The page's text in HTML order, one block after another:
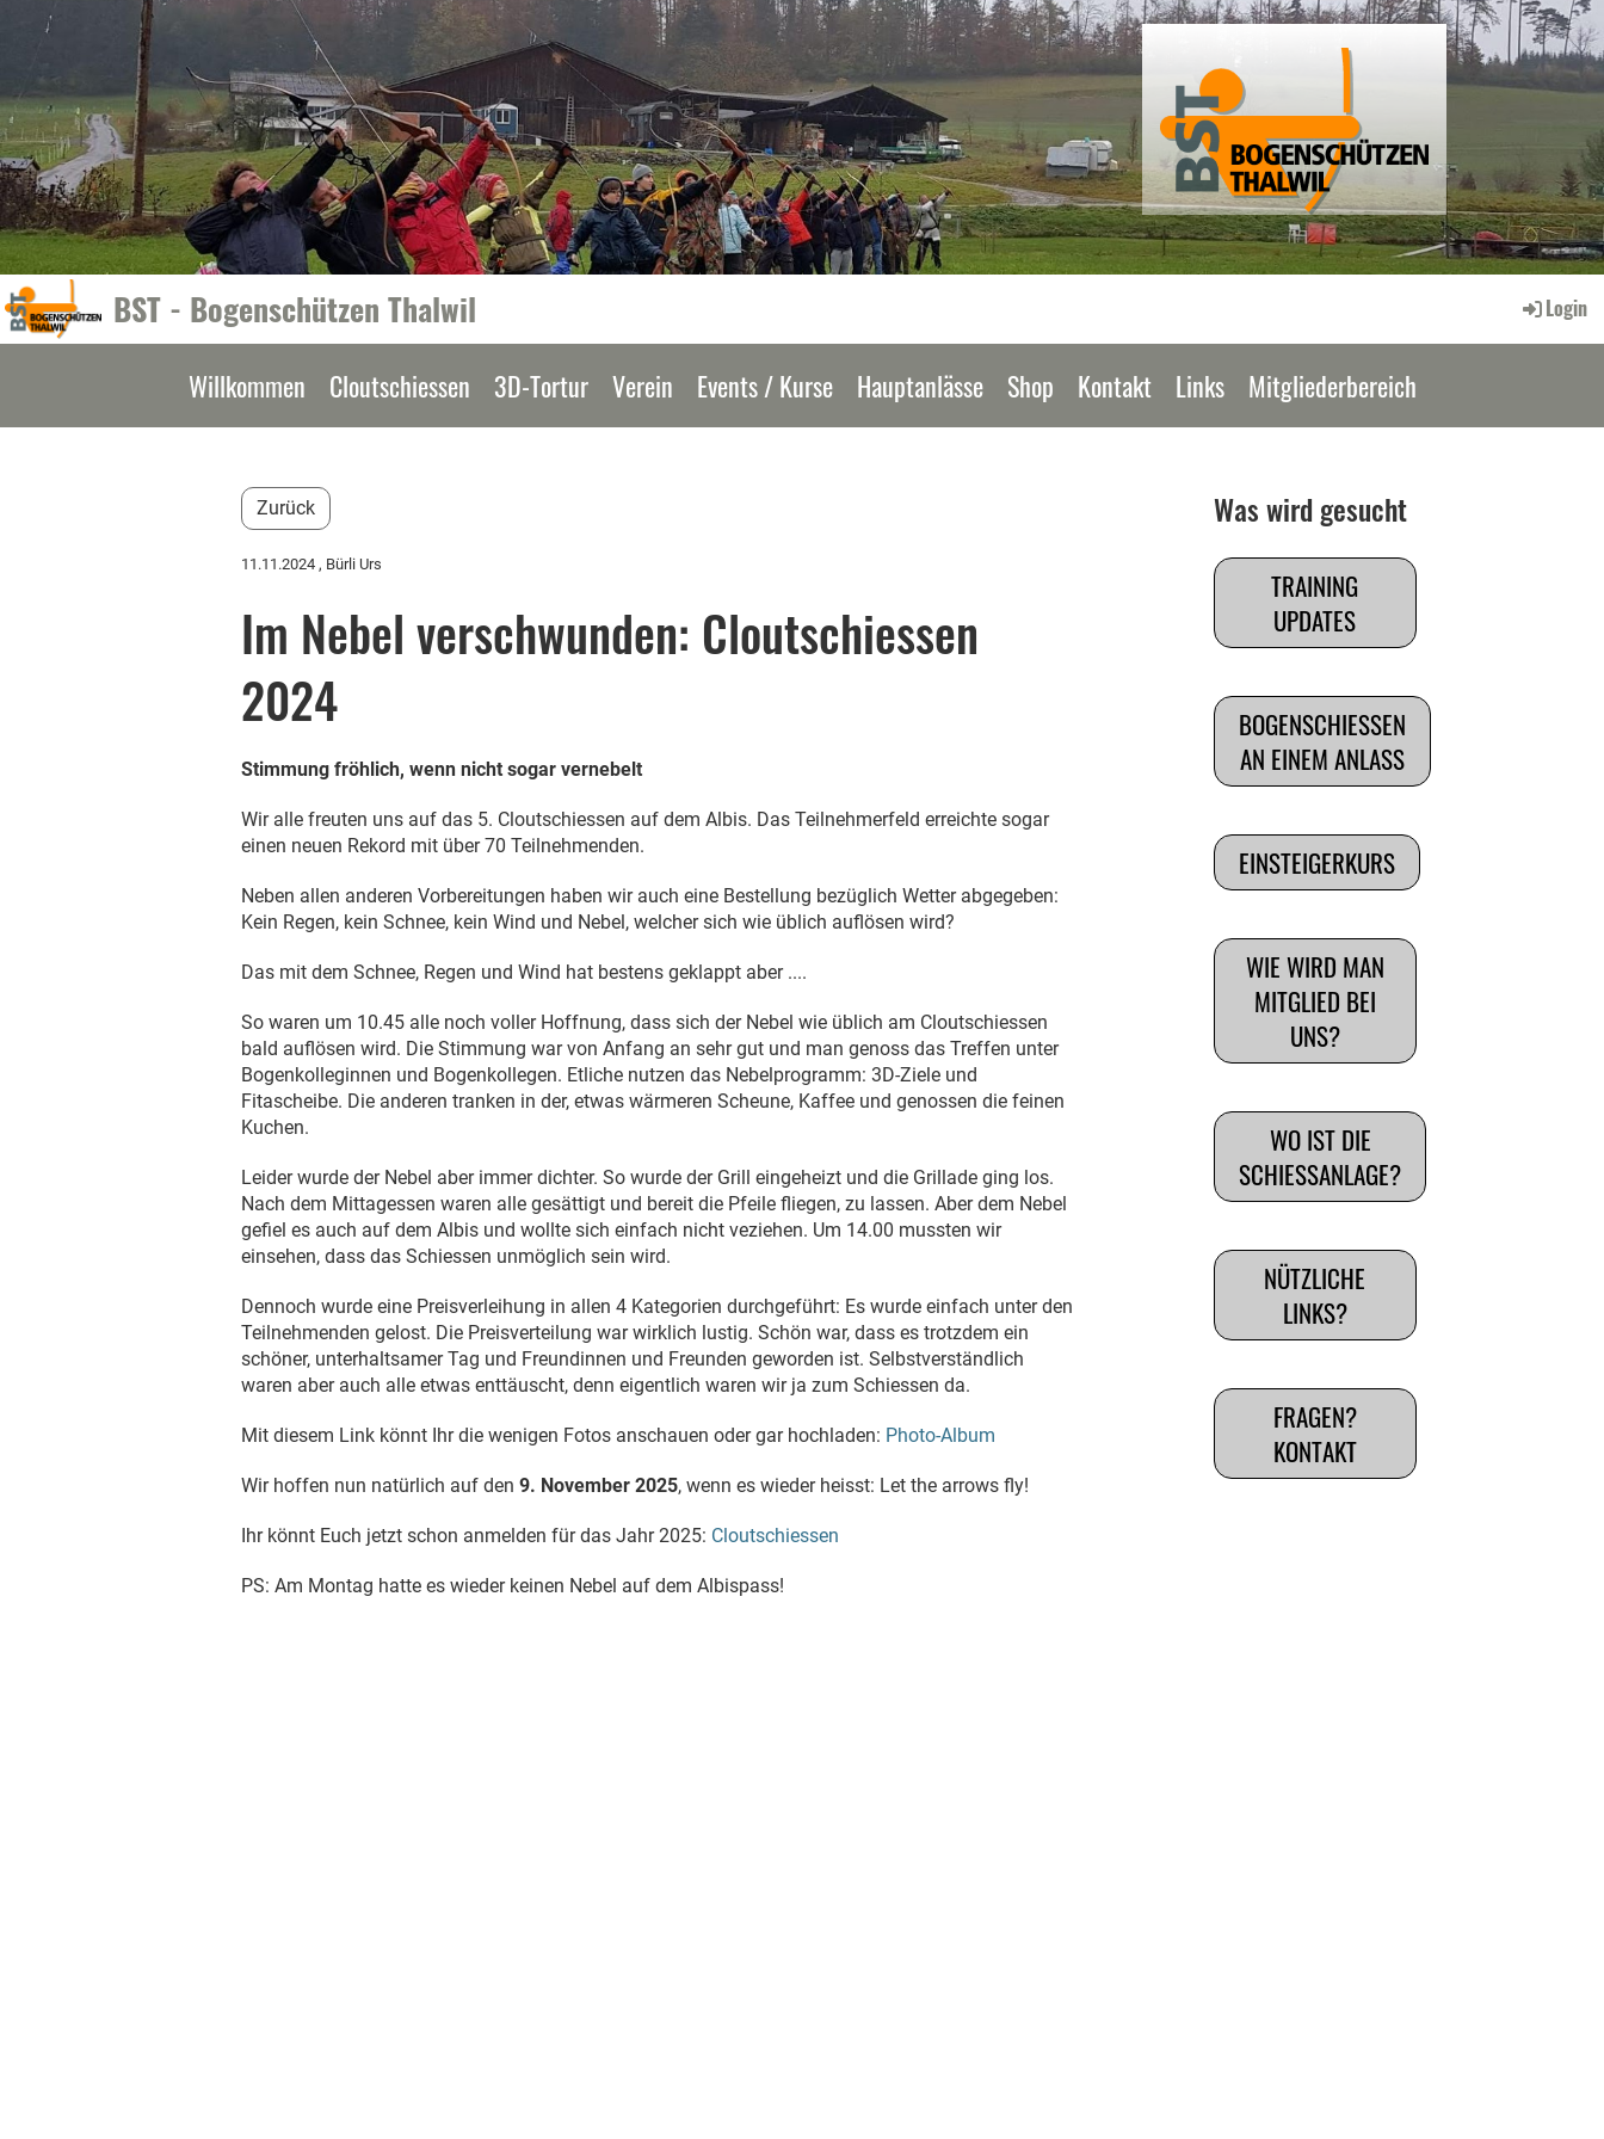
BST - Bogenschützen Thalwil Login
Willkommen Cloutschiessen 3D-Tortur Verein Events / Kurse Hauptanlässe Shop Kontakt Links Mitgliederbereich
Zurück
11.11.2024, Bürli Urs
Im Nebel verschwunden: Cloutschiessen
2024
Stimmung fröhlich, wenn nicht sogar vernebelt
Wir alle freuten uns auf das 5. Cloutschiessen auf dem Albis. Das Teilnehmerfeld erreichte sogar
einen neuen Rekord mit über 70 Teilnehmenden.
Neben allen anderen Vorbereitungen haben wir auch eine Bestellung bezüglich Wetter abgegeben:
Kein Regen, kein Schnee, kein Wind und Nebel, welcher sich wie üblich auflösen wird?
Das mit dem Schnee, Regen und Wind hat bestens geklappt aber ....
So waren um 10.45 alle noch voller Hoffnung, dass sich der Nebel wie üblich am Cloutschiessen
bald auflösen wird. Die Stimmung war von Anfang an sehr gut und man genoss das Treffen unter
Bogenkolleginnen und Bogenkollegen. Etliche nutzen das Nebelprogramm: 3D-Ziele und
Fitascheibe. Die anderen tranken in der, etwas wärmeren Scheune, Kaffee und genossen die feinen
Kuchen.
Leider wurde der Nebel aber immer dichter. So wurde der Grill eingeheizt und die Grillade ging los.
Nach dem Mittagessen waren alle gesättigt und bereit die Pfeile fliegen, zu lassen. Aber dem Nebel
gefiel es auch auf dem Albis und wollte sich einfach nicht veziehen. Um 14.00 mussten wir
einsehen, dass das Schiessen unmöglich sein wird.
Dennoch wurde eine Preisverleihung in allen 4 Kategorien durchgeführt: Es wurde einfach unter den
Teilnehmenden gelost. Die Preisverteilung war wirklich lustig. Schön war, dass es trotzdem ein
schöner, unterhaltsamer Tag und Freundinnen und Freunden geworden ist. Selbstverständlich
waren aber auch alle etwas enttäuscht, denn eigentlich waren wir ja zum Schiessen da.
Mit diesem Link könnt Ihr die wenigen Fotos anschauen oder gar hochladen: Photo-Album
Wir hoffen nun natürlich auf den 9. November 2025, wenn es wieder heisst: Let the arrows fly!
Ihr könnt Euch jetzt schon anmelden für das Jahr 2025: Cloutschiessen
PS: Am Montag hatte es wieder keinen Nebel auf dem Albispass!
Was wird gesucht
TRAINING
UPDATES
BOGENSCHIESSEN
AN EINEM ANLASS
EINSTEIGERKURS
WIE WIRD MAN
MITGLIED BEI
UNS?
WO IST DIE
SCHIESSANLAGE?
NÜTZLICHE
LINKS?
FRAGEN?
KONTAKT